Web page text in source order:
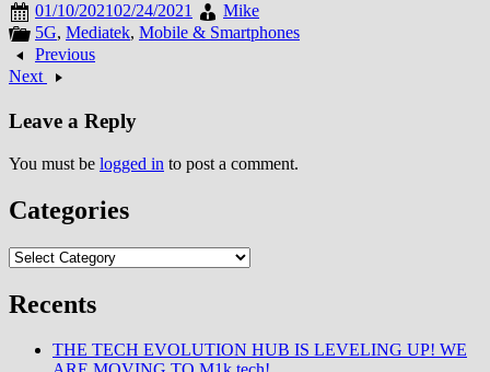
01/10/202102/24/2021
Mike
5G, Mediatek, Mobile & Smartphones
Previous
Next
Leave a Reply
You must be logged in to post a comment.
Categories
Categories
Recents
THE TECH EVOLUTION HUB IS LEVELING UP! WE